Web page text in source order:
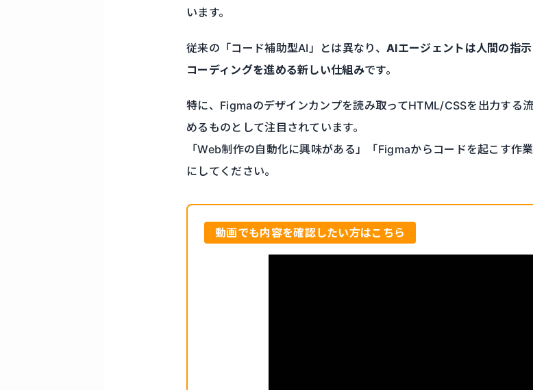
います。
従来の「コード補助型AI」とは異なり、AIエージェントは人間の指
コーディングを進める新しい仕組みです。
特に、Figmaのデザインカンプを読み取ってHTML/CSSを出力する
めるものとして注目されています。
「Web制作の自動化に興味がある」「Figmaからコードを起こす作
にしてください。
動画でも内容を確認したい方はこちら